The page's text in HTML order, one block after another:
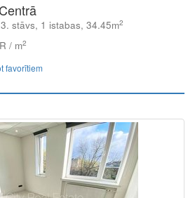
stāvs, 1 istabas, 34.45m2
/ m2
favorītiem